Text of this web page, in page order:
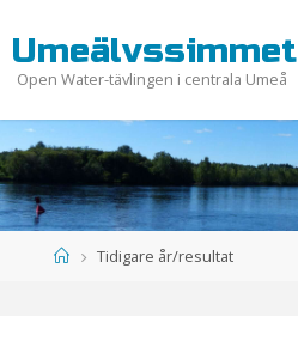
till
innehåll
Umeälvssimmet
Open Water-tävlingen i centrala Umeå
HemTidigare år/resultat